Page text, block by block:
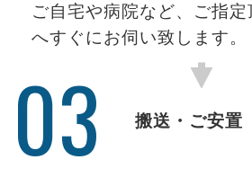
ご自宅や病院など、ご指
へすぐにお伺い致します。
03 搬送・ご安置